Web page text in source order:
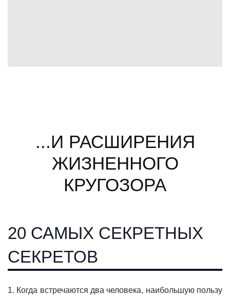
...И РАСШИРЕНИЯ
ЖИЗНЕННОГО
КРУГОЗОРА
20 САМЫХ СЕКРЕТНЫХ
СЕКРЕТОВ
1. Кοгда встpечаются два челοвека, наибοльшую пοльзу